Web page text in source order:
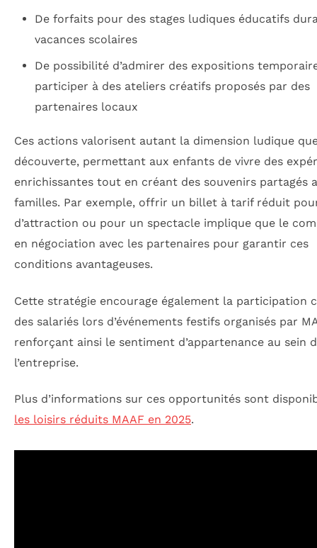
De forfaits pour des stages ludiques éducatifs
vacances scolaires
De possibilité d’admirer des expositions
participer à des ateliers créatifs proposés par des
partenaires locaux
Ces actions valorisent autant la dimension ludique
découverte, permettant aux enfants de vivre des
enrichissantes tout en créant des souvenirs partagés
familles. Par exemple, offrir un billet à tarif réduit
d’attraction ou pour un spectacle implique que le
en négociation avec les partenaires pour garantir ces
conditions avantageuses.
Cette stratégie encourage également la participation
des salariés lors d’événements festifs organisés par
renforçant ainsi le sentiment d’appartenance au sein
l’entreprise.
Plus d’informations sur ces opportunités sont
les loisirs réduits MAAF en 2025.